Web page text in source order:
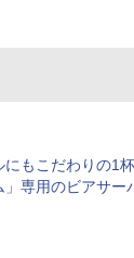
にもこだわりの1
」専用のビアサー